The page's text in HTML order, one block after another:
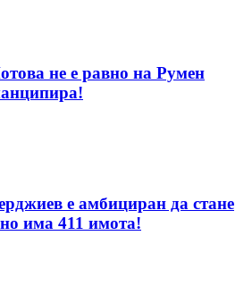
не е равно на Румен
е амбициран да стане
има 411 имота!